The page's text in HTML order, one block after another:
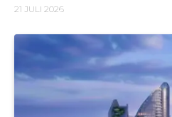
21 JULI 2026